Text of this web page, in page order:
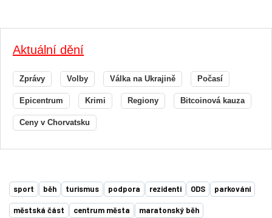
Aktuální dění
Zprávy Volby Válka na Ukrajině Počasí
Epicentrum Krimi Regiony Bitcoinová kauza
Ceny v Chorvatsku
sport běh turismus podpora rezidenti ODS parkování
městská část centrum města maratonský běh